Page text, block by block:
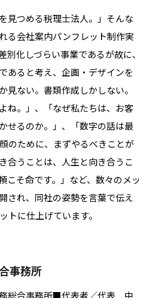
見つめる税理士法人。」そんな
る会社案内パンフレット制作実
別化しづらい事業であるが故に、
あると考え、企画・デザインを
見ない。書類作成しかしない。
ね。」、「なぜ私たちは、お客
せるのか。」、「数字の話は最
のために、まずやるべきことが
合うことは、人生と向き合うこ
こそ命です。」など、数々のメッ
され、同社の姿勢を言葉で伝え
トに仕上げています。
事務所
総合事務所■代表者／代表 中